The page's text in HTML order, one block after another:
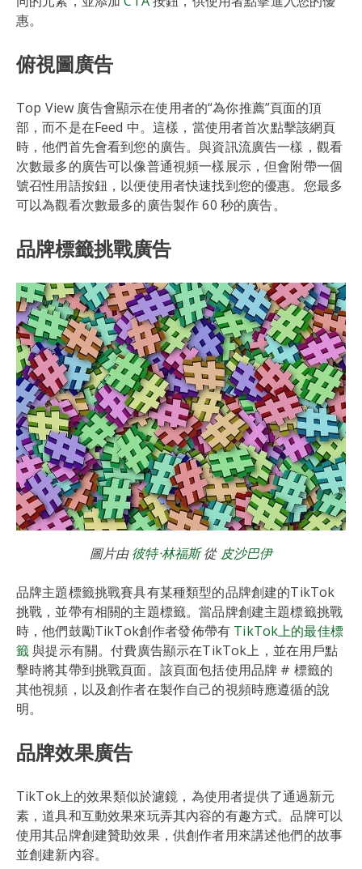
惠。
俯視圖廣告
Top View 廣告會顯示在使用者的“為你推薦”頁面的頂
部，而不是在Feed 中。這樣，當使用者首次點擊該網頁
時，他們首先會看到您的廣告。與資訊流廣告一樣，觀看
次數最多的廣告可以像普通視頻一樣展示，但會附帶一個
號召性用語按鈕，以便使用者快速找到您的優惠。您最多
可以為觀看次數最多的廣告製作 60 秒的廣告。
品牌標籤挑戰廣告
圖片由彼特·林福斯從 皮沙巴伊
品牌主題標籤挑戰賽具有某種類型的品牌創建的TikTok
挑戰，並帶有相關的主題標籤。當品牌創建主題標籤挑戰
時，他們鼓勵TikTok創作者發佈帶有 TikTok上的最佳標
籤與提示有關。付費廣告顯示在TikTok上，並在用戶點
擊時將其帶到挑戰頁面。該頁面包括使用品牌 # 標籤的
其他視頻，以及創作者在製作自己的視頻時應遵循的說
明。
品牌效果廣告
TikTok上的效果類似於濾鏡，為使用者提供了通過新元
素，道具和互動效果來玩弄其內容的有趣方式。品牌可以
使用其品牌創建贊助效果，供創作者用來講述他們的故事
並創建新內容。